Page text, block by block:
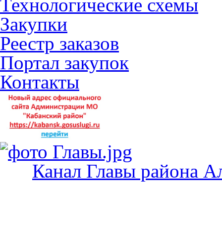
Технологические схемы
Закупки
Реестр заказов
Портал закупок
Контакты
Канал Главы района